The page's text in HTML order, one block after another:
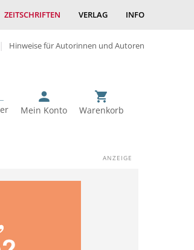
ZEITSCHRIFTEN VERLAG INFO
Hinweise für Autorinnen und Autoren
Mein Konto Warenkorb